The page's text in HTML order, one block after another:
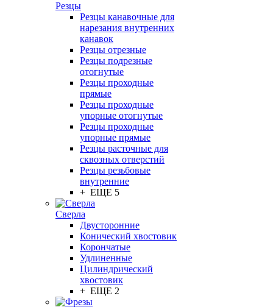
Резцы
Резцы канавочные для
нарезания внутренних
канавок
Резцы отрезные
Резцы подрезные
отогнутые
Резцы проходные
прямые
Резцы проходные
упорные отогнутые
Резцы проходные
упорные прямые
Резцы расточные для
сквозных отверстий
Резцы резьбовые
внутренние
+ ЕЩЕ 5
Сверла
Двусторонние
Конический хвостовик
Корончатые
Удлиненные
Цилиндрический
хвостовик
+ ЕЩЕ 2